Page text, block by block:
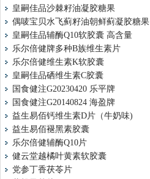
皇嗣佳品沙棘籽油凝胶糖果
偶唛宝贝水飞蓟籽油朝鲜蓟凝胶糖果
皇嗣佳品辅酶Q10软胶囊 高含量
乐尔倍健牌多种B族维生素片
乐尔倍健维生素K软胶囊
皇嗣佳品硒维生素C胶囊
国食健注G20230420 乐平牌
国食健注G20140824 海盈牌
益生易佰钙维生素D片（牛奶味)
益生易佰褪黑素胶囊
乐尔倍健辅酶Q10片
健云堂越橘叶黄素软胶囊
党参丁香茯苓片